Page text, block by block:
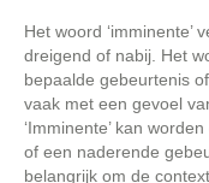
Het woord ‘imminente’
dreigend of nabij. Het
bepaalde gebeurtenis
vaak met een gevoel
‘Imminente’ kan
of een naderende
belangrijk om de